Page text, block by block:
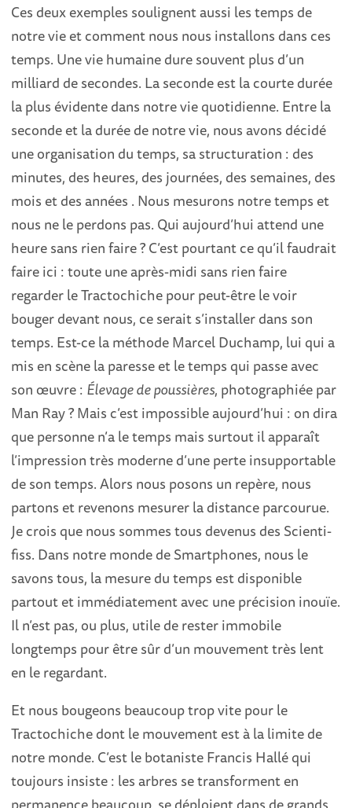
Ces deux exemples soulignent aussi les temps de
notre vie et comment nous nous installons dans ces
temps. Une vie humaine dure souvent plus d’un
milliard de secondes. La seconde est la courte durée
la plus évidente dans notre vie quotidienne. Entre la
seconde et la durée de notre vie, nous avons décidé
une organisation du temps, sa structuration : des
minutes, des heures, des journées, des semaines, des
mois et des années . Nous mesurons notre temps et
nous ne le perdons pas. Qui aujourd’hui attend une
heure sans rien faire ? C’est pourtant ce qu’il faudrait
faire ici : toute une après-midi sans rien faire
regarder le Tractochiche pour peut-être le voir
bouger devant nous, ce serait s’installer dans son
temps. Est-ce la méthode Marcel Duchamp, lui qui a
mis en scène la paresse et le temps qui passe avec
son œuvre : Élevage de poussières, photographiée par
Man Ray ? Mais c’est impossible aujourd’hui : on dira
que personne n’a le temps mais surtout il apparaît
l’impression très moderne d’une perte insupportable
de son temps. Alors nous posons un repère, nous
partons et revenons mesurer la distance parcourue.
Je crois que nous sommes tous devenus des Scienti-
fiss. Dans notre monde de Smartphones, nous le
savons tous, la mesure du temps est disponible
partout et immédiatement avec une précision inouïe.
Il n’est pas, ou plus, utile de rester immobile
longtemps pour être sûr d’un mouvement très lent
en le regardant.
Et nous bougeons beaucoup trop vite pour le
Tractochiche dont le mouvement est à la limite de
notre monde. C’est le botaniste Francis Hallé qui
toujours insiste : les arbres se transforment en